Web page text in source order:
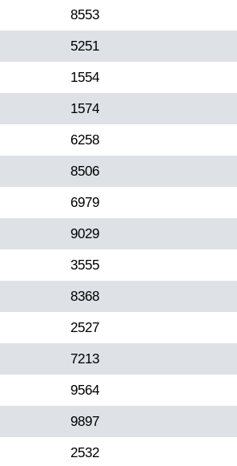
8553
5251
1554
1574
6258
8506
6979
9029
3555
8368
2527
7213
9564
9897
2532